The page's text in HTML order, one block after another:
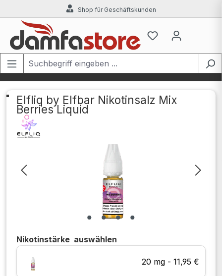
Zum Hauptinhalt springenShop für Geschäftskunden
Elfliq by Elfbar Nikotinsalz Mix
Berries Liquid
Bildergalerie überspringen
Nikotinstärke auswählen
20 mg - 11,95 €